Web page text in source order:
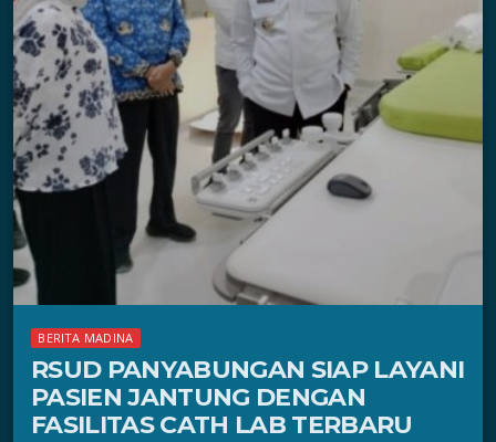
BERITA MADINA
RSUD PANYABUNGAN SIAP LAYANI
PASIEN JANTUNG DENGAN
FASILITAS CATH LAB TERBARU